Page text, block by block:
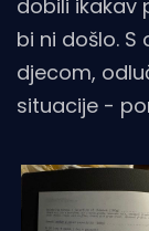
dobili ikakav
bi ni došlo.
djecom,
situacije -